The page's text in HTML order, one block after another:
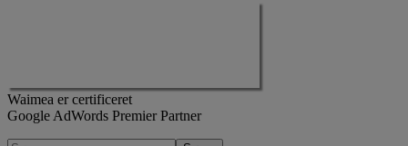
Waimea er certificeret
Google AdWords Premier Partner